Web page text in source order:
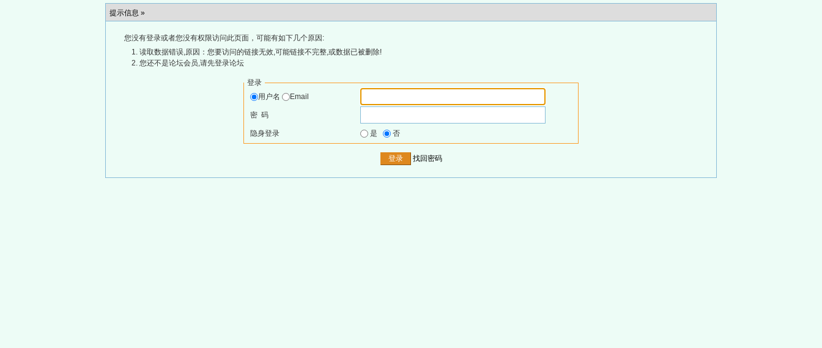
提示信息 »
您没有登录或者您没有权限访问此页面，可能有如下几个原因:
读取数据错误,原因：您要访问的链接无效,可能链接不完整,或数据已被删除!
您还不是论坛会员,请先登录论坛
登录
用户名
Email
密 码
隐身登录 是 否
找回密码